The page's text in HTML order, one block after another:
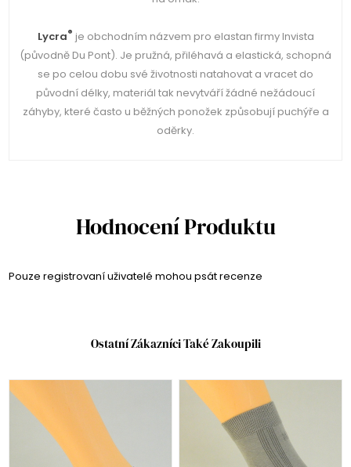
Lycra® je obchodním názvem pro elastan firmy Invista
(původně Du Pont). Je pružná, přiléhavá a elastická, schopná
se po celou dobu své životnosti natahovat a vracet do
původní délky, materiál tak nevytváří žádné nežádoucí
záhyby, které často u běžných ponožek způsobují puchýře a
oděrky.
Hodnocení Produktu
Pouze registrovaní uživatelé mohou psát recenze
Ostatní Zákazníci Také Zakoupili